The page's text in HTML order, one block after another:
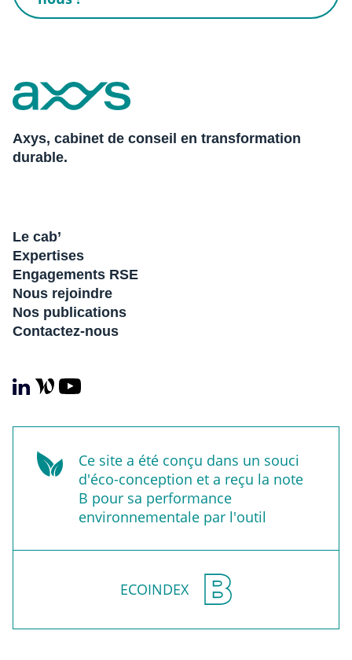
Axys, cabinet de conseil en transformation
durable.
Le cab’
Expertises
Engagements RSE
Nous rejoindre
Nos publications
Contactez-nous
Ce site a été conçu dans un souci
d'éco-conception et a reçu la note
B pour sa performance
environnementale par l'outil
ECOINDEX